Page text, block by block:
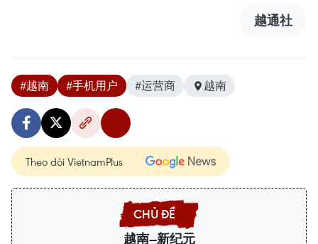
越通社
#越南 #手机用户 #运营商 越南
Theo dõi VietnamPlus
越南—新纪元